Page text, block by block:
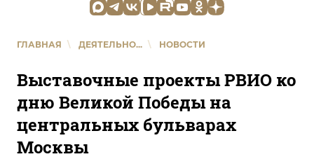
ГЛАВНАЯ \ ДЕЯТЕЛЬНО... \ НОВОСТИ
Выставочные проекты РВИО ко
дню Великой Победы на
центральных бульварах
Москвы